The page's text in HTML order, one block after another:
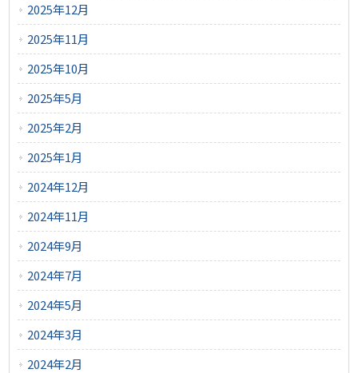
2025年12月
2025年11月
2025年10月
2025年5月
2025年2月
2025年1月
2024年12月
2024年11月
2024年9月
2024年7月
2024年5月
2024年3月
2024年2月